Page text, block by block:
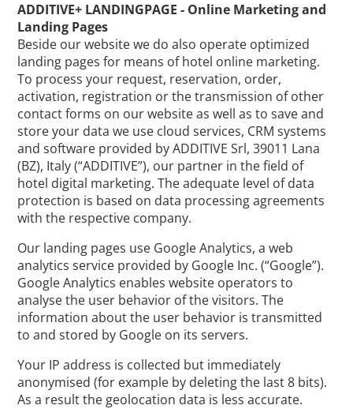
ADDITIVE+ LANDINGPAGE - Online Marketing and
Landing Pages
Beside our website we do also operate optimized
landing pages for means of hotel online marketing.
To process your request, reservation, order,
activation, registration or the transmission of other
contact forms on our website as well as to save and
store your data we use cloud services, CRM systems
and software provided by ADDITIVE Srl, 39011 Lana
(BZ), Italy (“ADDITIVE”), our partner in the field of
hotel digital marketing. The adequate level of data
protection is based on data processing agreements
with the respective company.
Our landing pages use Google Analytics, a web
analytics service provided by Google Inc. (“Google”).
Google Analytics enables website operators to
analyse the user behavior of the visitors. The
information about the user behavior is transmitted
to and stored by Google on its servers.
Your IP address is collected but immediately
anonymised (for example by deleting the last 8 bits).
As a result the geolocation data is less accurate.